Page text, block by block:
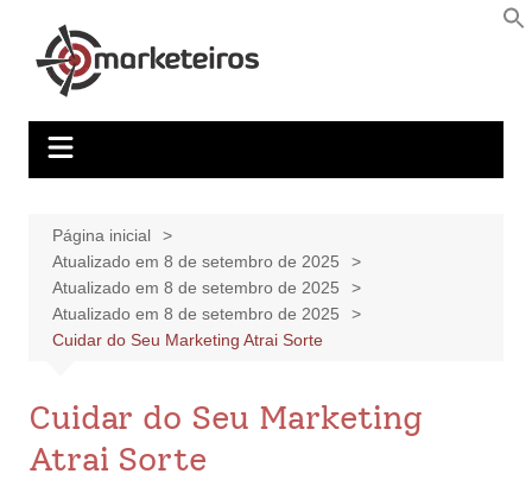
Página inicial
Atualizado em 8 de setembro de 2025
Atualizado em 8 de setembro de 2025
Atualizado em 8 de setembro de 2025
Cuidar do Seu Marketing Atrai Sorte
Cuidar do Seu Marketing
Atrai Sorte